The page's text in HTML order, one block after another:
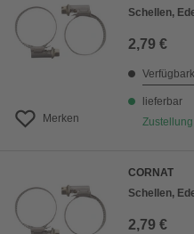
Merken
Schellen,
2,79 €
lieferbar
CORNAT
Schellen,
2,79 €